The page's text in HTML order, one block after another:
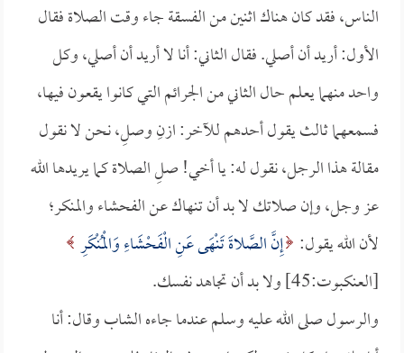
الناس، فقد كان هناك اثنين من الفسقة جاء وقت الصلاة فقال
الأول: أريد أن أصلي. فقال الثاني: أنا لا أريد أن أصلي، وكل
واحد منهما يعلم حال الثاني من الجرائم التي كانوا يقعون فيها،
فسمعهما ثالث يقول أحدهم للآخر: ازنِ وصلِ، نحن لا نقول
مقالة هذا الرجل، نقول له: يا أخي! صلِ الصلاة كما يريدها الله
عز وجل، وإن صلاتك لا بد أن تنهاك عن الفحشاء والمنكر؛
لأن الله يقول: إِنَّ الصَّلاةَ تَنْهَى عَنِ الْفَحْشَاءِ وَالْمُنْكَرِ
[العنكبوت:45] ولا بد أن تجاهد نفسك.
والرسول صلى الله عليه وسلم عندما جاءه الشاب وقال: أنا